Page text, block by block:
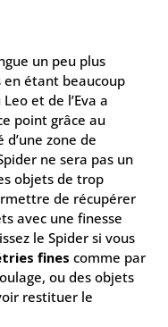
un peu plus
étant beaucoup
et de l’Eva a
point grâce au
zone de
ne sera pas un
objets de trop
de récupérer
avec une finesse
le Spider si vous
fines comme par
ou des objets
restituer le